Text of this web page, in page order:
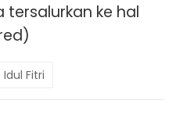
ke hal
Idul Fitri